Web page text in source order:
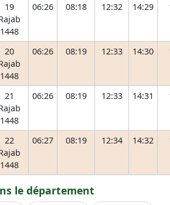
19
1448
06:26 08:18 12:32 14:29
20
1448
06:26 08:19 12:33 14:30
21
1448
06:26 08:19 12:33 14:31
22
1448
06:27 08:19 12:34 14:32
le département